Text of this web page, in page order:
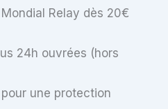
Relay dès 20€
24h ouvrées (hors
une protection